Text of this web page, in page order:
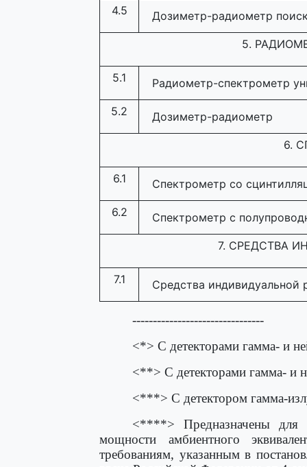
4.5 Дозиметр-радиометр
5.
5.1 Радиометр-спектрометр
5.2 Дозиметр-радиометр
6.
6.1 Спектрометр со
6.2 Спектрометр с
7. СРЕДСТВА
7.1 Средства индивидуальной
--------------------------------
<*> С детекторами гамма- и
<**> С детекторами гамма- и
<***> С детектором гамма-
<****> Предназначены для
мощности амбиентного
требованиям, указанным в